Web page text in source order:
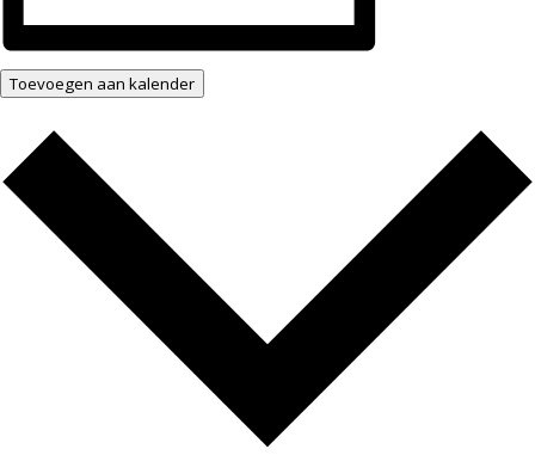
Toevoegen aan kalender